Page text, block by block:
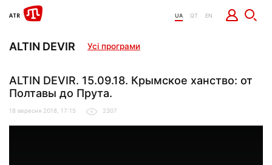
UA QT EN
ALTIN DEVIR Усі програми
ALTIN DEVIR. 15.09.18. Крымское ханство: от
Полтавы до Прута.
18 вересня 2018, 17:15 2307